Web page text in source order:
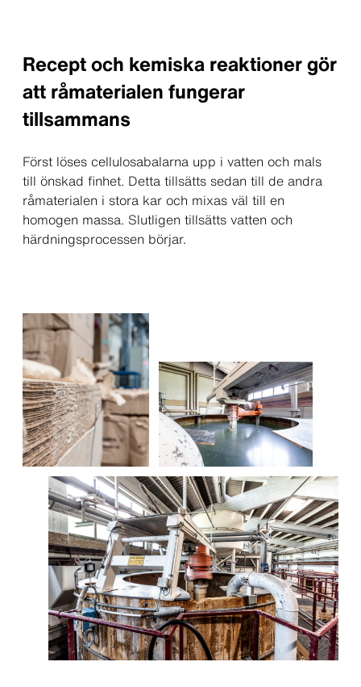
Recept och kemiska reaktioner gör
att råmaterialen fungerar
tillsammans
Först löses cellulosabalarna upp i vatten och mals
till önskad finhet. Detta tillsätts sedan till de andra
råmaterialen i stora kar och mixas väl till en
homogen massa. Slutligen tillsätts vatten och
härdningsprocessen börjar.